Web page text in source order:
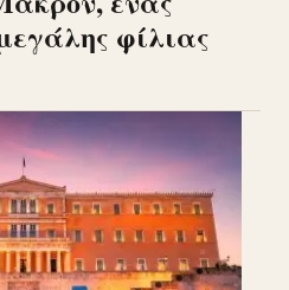
φίλιας